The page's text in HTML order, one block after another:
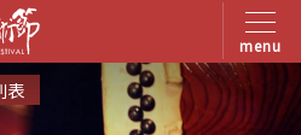
menu
表